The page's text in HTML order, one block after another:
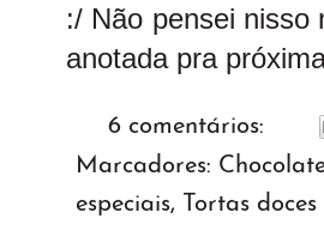
:/ Não pensei nisso
anotada pra
6 comentários:
Marcadores:
especiais, Tortas doces